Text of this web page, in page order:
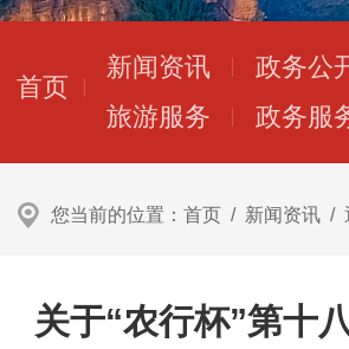
首页
新闻资讯 政务公
旅游服务
政务服
您当前的位置： 首页 / 新闻资讯 /
关于“农行杯”第十